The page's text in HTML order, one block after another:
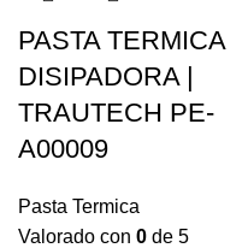
PASTA TERMICA
DISIPADORA |
TRAUTECH PE-
A00009
Pasta Termica
Valorado con 0 de 5